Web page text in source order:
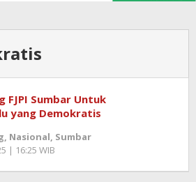
FJPI Sumbar Untuk
yang Demokratis
, Nasional, Sumbar
| 16:25 WIB